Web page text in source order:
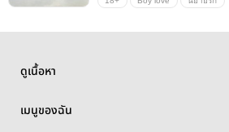
ดูเนื้อหา
เมนูของฉัน